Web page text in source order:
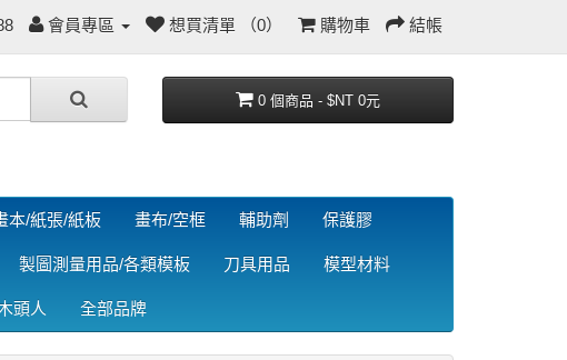
會員專區 想買清單 （0） 購物車 結帳
0 個商品 - $NT 0元
本/紙張/紙板 畫布/空框 輔助劑 保護膠
製圖測量用品/各類模板 刀具用品 模型材料
頭人 全部品牌